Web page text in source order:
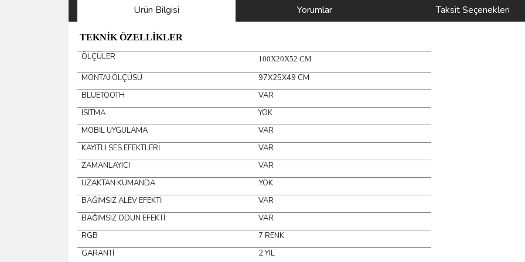
Ürün Bilgisi Yorumlar Taksit Seçenekleri
TEKNİK ÖZELLİKLER
ÖLÇÜLER 100X20X52 CM
MONTAJ ÖLÇÜSÜ
97X25X49 CM
BLUETOOTH
VAR
ISITMA
YOK
MOBİL UYGULAMA
VAR
KAYITLI SES EFEKTLERİ
VAR
ZAMANLAYICI
VAR
UZAKTAN KUMANDA
YOK
BAĞIMSIZ ALEV EFEKTİ
VAR
BAĞIMSIZ ODUN EFEKTİ
VAR
RGB
7 RENK
GARANTİ
2 YIL